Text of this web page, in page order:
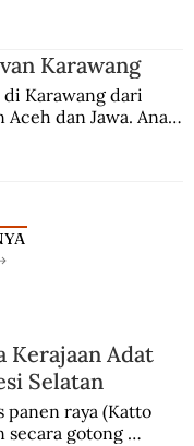
Karawang
Karawang dari
dan Jawa. Anak
Kerajaan Adat
Selatan
panen raya (Katto
secara gotong